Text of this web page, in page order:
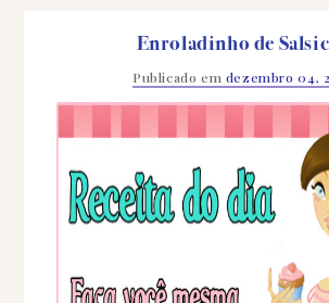
Enroladinho de
Publicado em dezembro 04,